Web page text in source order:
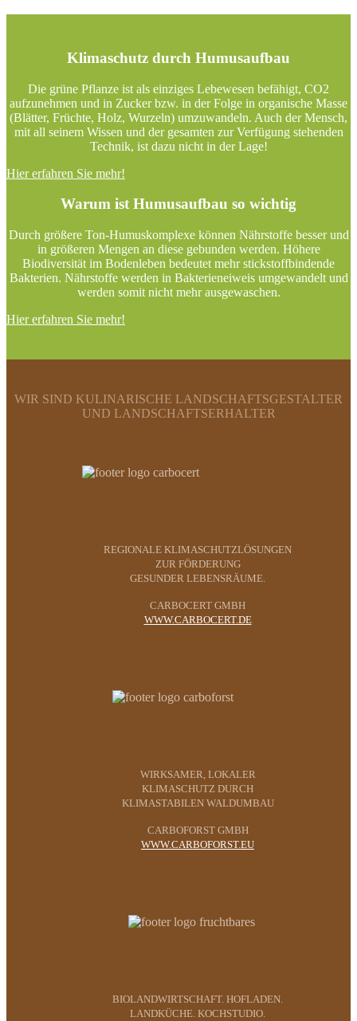
Klimaschutz durch Humusaufbau
Die grüne Pflanze ist als einziges Lebewesen befähigt, CO2
aufzunehmen und in Zucker bzw. in der Folge in organische Masse
(Blätter, Früchte, Holz, Wurzeln) umzuwandeln. Auch der Mensch,
mit all seinem Wissen und der gesamten zur Verfügung stehenden
Technik, ist dazu nicht in der Lage!
Hier erfahren Sie mehr!
Warum ist Humusaufbau so wichtig
Durch größere Ton-Humuskomplexe können Nährstoffe besser und
in größeren Mengen an diese gebunden werden. Höhere
Biodiversität im Bodenleben bedeutet mehr stickstoffbindende
Bakterien. Nährstoffe werden in Bakterieneiweis umgewandelt und
werden somit nicht mehr ausgewaschen.
Hier erfahren Sie mehr!
WIR SIND KULINARISCHE LANDSCHAFTSGESTALTER
UND LANDSCHAFTSERHALTER
REGIONALE KLIMASCHUTZLÖSUNGEN
ZUR FÖRDERUNG
GESUNDER LEBENSRÄUME.
CARBOCERT GMBH
WWW.CARBOCERT.DE
WIRKSAMER, LOKALER
KLIMASCHUTZ DURCH
KLIMASTABILEN WALDUMBAU
CARBOFORST GMBH
WWW.CARBOFORST.EU
BIOLANDWIRTSCHAFT. HOFLADEN.
LANDKÜCHE. KOCHSTUDIO.